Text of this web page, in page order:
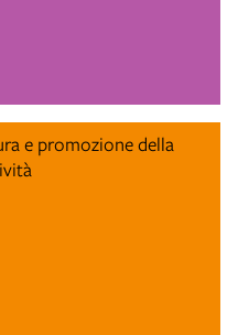
e promozione della